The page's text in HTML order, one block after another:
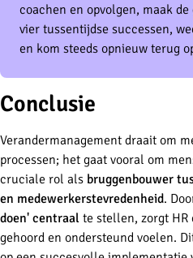
coachen en opvolgen, maak
vier tussentijdse successen,
en kom steeds opnieuw terug
Conclusie
Verandermanagement draait om
processen; het gaat vooral om
cruciale rol als bruggenbouwer
en medewerkerstevredenheid.
doen' centraal te stellen, zorgt HR
gehoord en ondersteund voelen.